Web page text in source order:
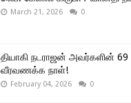
March 21, 2026 0
தியாகி நடராஜன் அவர்களின்
வீரவணக்க நாள்!
February 04, 2026 0